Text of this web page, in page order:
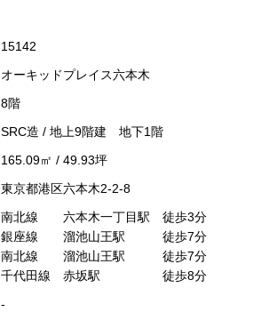
15142
オーキッドプレイス六本木
8階
SRC造 / 地上9階建 地下1階
165.09㎡ / 49.93坪
東京都港区六本木2-2-8
南北線 六本木一丁目駅 徒歩3分
銀座線 溜池山王駅 徒歩7分
南北線 溜池山王駅 徒歩7分
千代田線 赤坂駅 徒歩8分
-